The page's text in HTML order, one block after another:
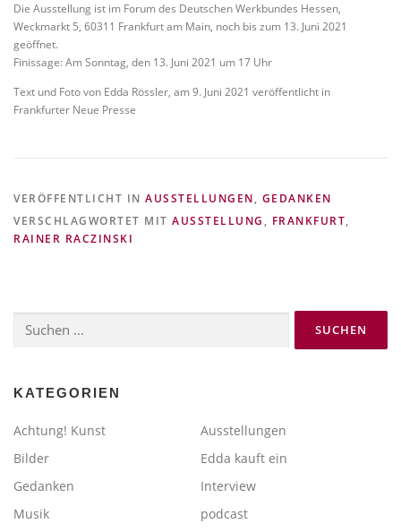
Die Ausstellung ist im Forum des Deutschen Werkbundes Hessen,
Weckmarkt 5, 60311 Frankfurt am Main, noch bis zum 13. Juni 2021
geöffnet.
Finissage: Am Sonntag, den 13. Juni 2021 um 17 Uhr
Text und Foto von Edda Rössler, am 9. Juni 2021 veröffentlicht in
Frankfurter Neue Presse
VERÖFFENTLICHT IN AUSSTELLUNGEN, GEDANKEN
VERSCHLAGWORTET MIT AUSSTELLUNG, FRANKFURT,
RAINER RACZINSKI
nach:
KATEGORIEN
Achtung! Kunst
Ausstellungen
Bilder
Edda kauft ein
Gedanken
Interview
Musik
podcast